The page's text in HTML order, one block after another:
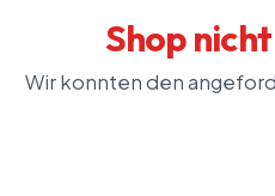
Shop
Wir konnten den